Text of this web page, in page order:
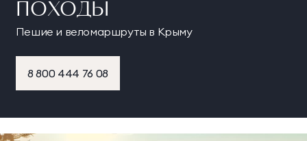
ПОХОДЫ
Пешие и веломаршруты в Крыму
8 800 444 76 08